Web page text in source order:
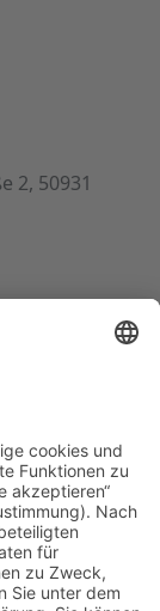
2, 50931